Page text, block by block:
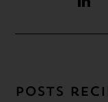
Posts